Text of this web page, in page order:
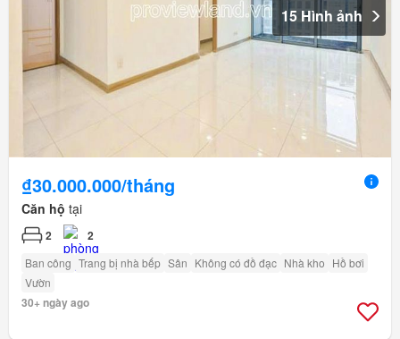
15 Hình ảnh
₫30.000.000/tháng
Căn hộ tại
2 2
Ban công Trang bị nhà bếp Sân Không có đồ đạc Nhà kho Hồ bơi
Vườn
30+ ngày ago